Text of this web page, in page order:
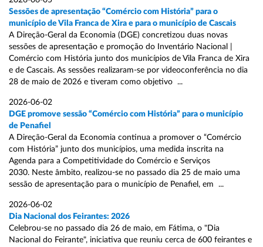
Sessões de apresentação “Comércio com História” para o
município de Vila Franca de Xira e para o município de Cascais
A Direção-Geral da Economia (DGE) concretizou duas novas
sessões de apresentação e promoção do Inventário Nacional |
Comércio com História junto dos municípios de Vila Franca de Xira
e de Cascais. As sessões realizaram-se por videoconferência no dia
28 de maio de 2026 e tiveram como objetivo ...
2026-06-02
DGE promove sessão “Comércio com História” para o município
de Penafiel
A Direção-Geral da Economia continua a promover o “Comércio
com História” junto dos municípios, uma medida inscrita na
Agenda para a Competitividade do Comércio e Serviços
2030. Neste âmbito, realizou-se no passado dia 25 de maio uma
sessão de apresentação para o município de Penafiel, em ...
2026-06-02
Dia Nacional dos Feirantes: 2026
Celebrou-se no passado dia 26 de maio, em Fátima, o "Dia
Nacional do Feirante", iniciativa que reuniu cerca de 600 feirantes e